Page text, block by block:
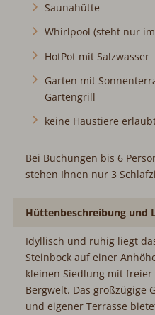
Saunahütte
Whirlpool (steht nur
HotPot mit Salzwasser
Garten mit
Gartengrill
keine Haustiere
Bei Buchungen bis 6
stehen Ihnen nur 3
Hüttenbeschreibung und
Idyllisch und ruhig liegt
Steinbock auf einer
kleinen Siedlung mit
Bergwelt. Das großzügige
und eigener Terrasse